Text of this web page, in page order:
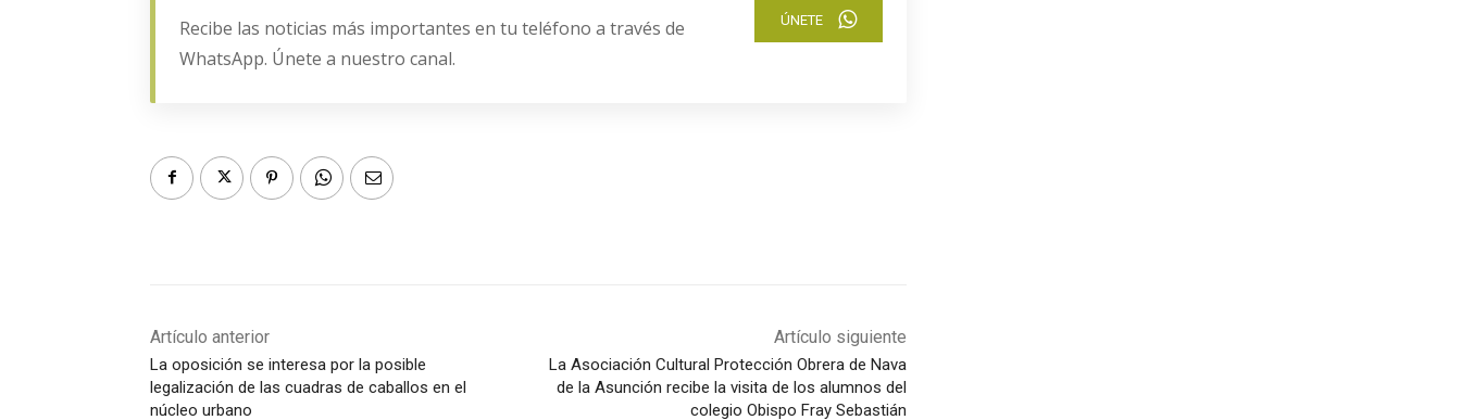
Recibe las noticias más importantes en tu teléfono a través de
WhatsApp. Únete a nuestro canal.
ÚNETE
Artículo anterior
La oposición se interesa por la posible
legalización de las cuadras de caballos en el
núcleo urbano
Artículo siguiente
La Asociación Cultural Protección Obrera de Nava
de la Asunción recibe la visita de los alumnos del
colegio Obispo Fray Sebastián